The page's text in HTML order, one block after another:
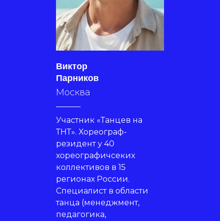
Виктор
Парников
Москва
Участник «Танцев на
ТНТ». Хореограф-
резидент у 40
хореографичсеких
коллективов в 15
регионах России.
Специалист в области
танца (менеджмент,
педагогика,